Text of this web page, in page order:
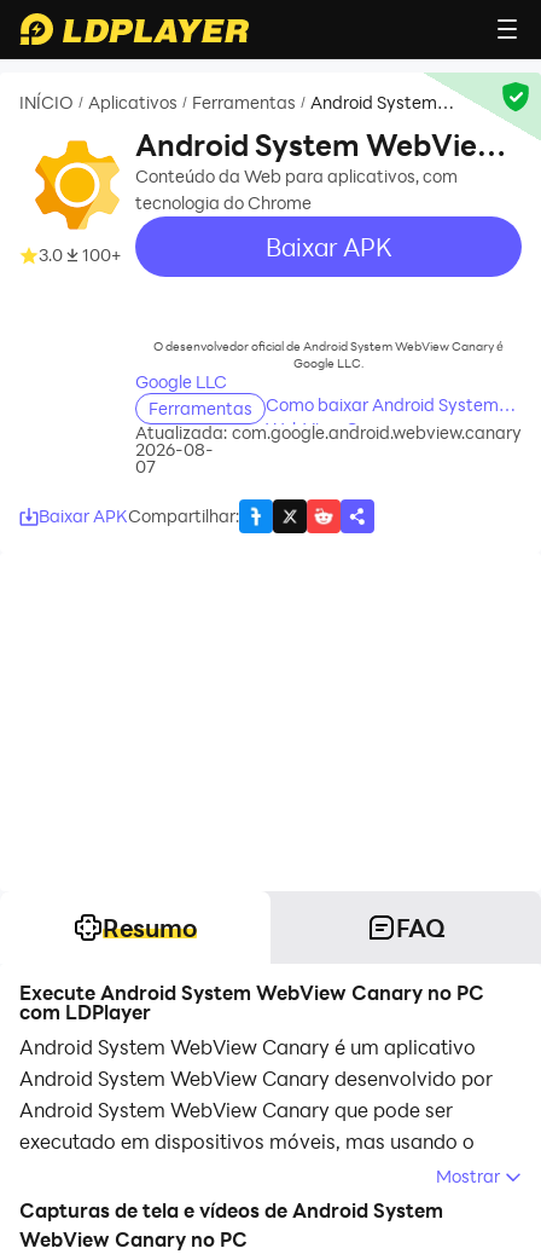
INÍCIO / Aplicativos / Ferramentas / Android System
3.0 100+
Android System WebView
Canary
Conteúdo da Web para aplicativos, com
tecnologia do Chrome
Baixar APK
recommend
O desenvolvedor oficial de Android System WebView Canary é
Google LLC.
Google LLC
Ferramentas
Como baixar Android System
WebView Canary no seu
Atualizada:
2026-08-
07
com.google.android.webview.canary
Baixar APKCompartilhar:
Resumo FAQ
Execute Android System WebView Canary no PC
com LDPlayer
Android System WebView Canary é um aplicativo
Android System WebView Canary desenvolvido por
Android System WebView Canary que pode ser
executado em dispositivos móveis, mas usando o
melhor emulador de Android - LDPlayer, você pode
baixar e jogar Android System WebView Canary no
seu computador.
Mostrar
Capturas de tela e vídeos de Android System
WebView Canary no PC